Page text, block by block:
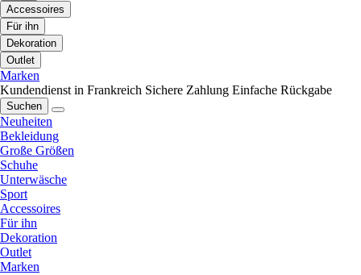
Accessoires
Für ihn
Dekoration
Outlet
Marken
Kundendienst in Frankreich Sichere Zahlung Einfache Rückgabe
Suchen
Neuheiten
Bekleidung
Große Größen
Schuhe
Unterwäsche
Sport
Accessoires
Für ihn
Dekoration
Outlet
Marken